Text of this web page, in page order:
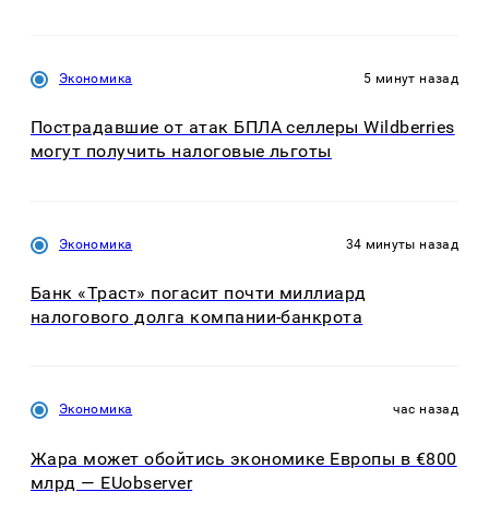
Экономика 5 минут назад
Пострадавшие от атак БПЛА селлеры Wildberries
могут получить налоговые льготы
Экономика 34 минуты назад
Банк «Траст» погасит почти миллиард
налогового долга компании-банкрота
Экономика час назад
Жара может обойтись экономике Европы в €800
млрд — EUobserver